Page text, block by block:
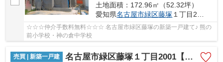
土地面積：172.96㎡（52.32坪）
愛知県名古屋市緑区藤塚 １丁目2001
☆☆☆仲介手数料無料☆☆☆ 名古屋市緑区藤塚の新築一戸建て♪ 熊の
前小学校・神の倉中学校
売買 | 新築一戸建 名古屋市緑区藤塚１丁目2001【仲介手数料無料】新築一戸建て 2号棟